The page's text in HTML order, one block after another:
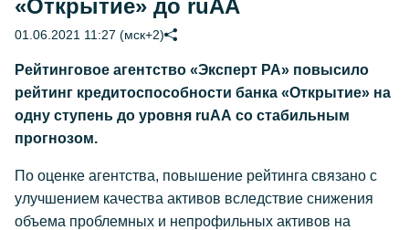
«Открытие» до ruАА
01.06.2021 11:27 (мск+2)
Рейтинговое агентство «Эксперт РА» повысило
рейтинг кредитоспособности банка «Открытие» на
одну ступень до уровня ruАА со стабильным
прогнозом.
По оценке агентства, повышение рейтинга связано с
улучшением качества активов вследствие снижения
объема проблемных и непрофильных активов на